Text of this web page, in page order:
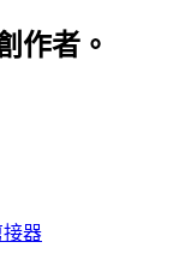
作者。
接器